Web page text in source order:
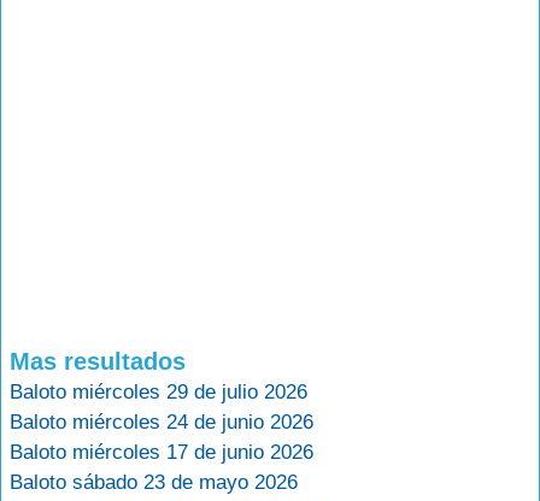
Mas resultados
Baloto miércoles 29 de julio 2026
Baloto miércoles 24 de junio 2026
Baloto miércoles 17 de junio 2026
Baloto sábado 23 de mayo 2026